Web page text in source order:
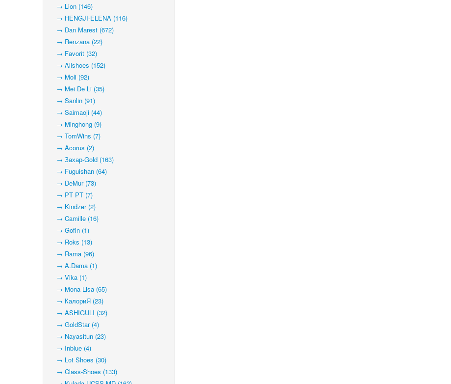
→ Lion (146)
→ HENGJI-ELENA (116)
→ Dan Marest (672)
→ Renzana (22)
→ Favorit (32)
→ Allshoes (152)
→ Moli (92)
→ Mei De Li (35)
→ Sanlin (91)
→ Saimaoji (44)
→ Minghong (9)
→ TomWins (7)
→ Acorus (2)
→ Захар-Gold (163)
→ Fuguishan (64)
→ DeMur (73)
→ PT PT (7)
→ Kindzer (2)
→ Camille (16)
→ Gofin (1)
→ Roks (13)
→ Rama (96)
→ A.Dama (1)
→ Vika (1)
→ Mona Lisa (65)
→ КалориЯ (23)
→ ASHIGULI (32)
→ GoldStar (4)
→ Nayasitun (23)
→ Inblue (4)
→ Lot Shoes (30)
→ Class-Shoes (133)